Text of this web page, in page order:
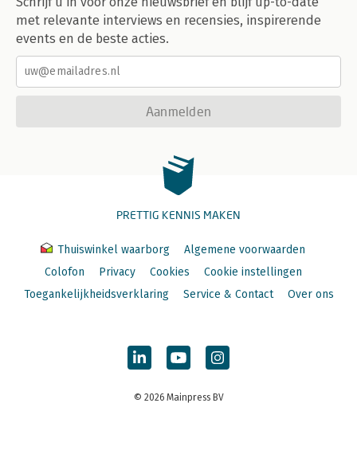
met relevante interviews en recensies, inspirerende
events en de beste acties.
Aanmelden
PRETTIG KENNIS MAKEN
Thuiswinkel waarborg
Algemene voorwaarden
Colofon
Privacy Cookies
Cookie instellingen
Toegankelijkheidsverklaring
Service & Contact Over ons
© 2026 Mainpress BV